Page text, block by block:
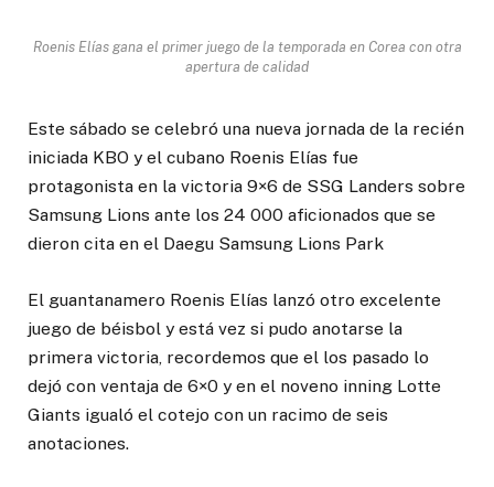
Roenis Elías gana el primer juego de la temporada en Corea con otra
apertura de calidad
Este sábado se celebró una nueva jornada de la recién
iniciada KBO y el cubano Roenis Elías fue
protagonista en la victoria 9×6 de SSG Landers sobre
Samsung Lions ante los 24 000 aficionados que se
dieron cita en el Daegu Samsung Lions Park
El guantanamero Roenis Elías lanzó otro excelente
juego de béisbol y está vez si pudo anotarse la
primera victoria, recordemos que el los pasado lo
dejó con ventaja de 6×0 y en el noveno inning Lotte
Giants igualó el cotejo con un racimo de seis
anotaciones.